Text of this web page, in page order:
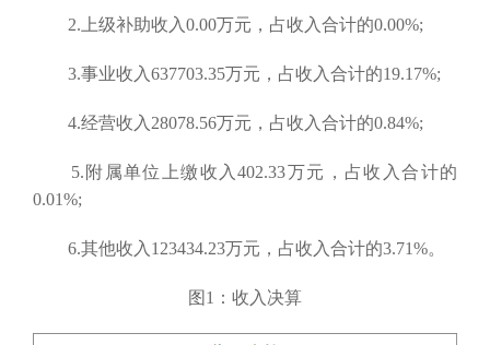
2.上级补助收入0.00万元，占收入合计的0.00%;
3.事业收入637703.35万元，占收入合计的19.17%;
4.经营收入28078.56万元，占收入合计的0.84%;
5.附属单位上缴收入402.33万元，占收入合计的
0.01%;
6.其他收入123434.23万元，占收入合计的3.71%。
图1：收入决算